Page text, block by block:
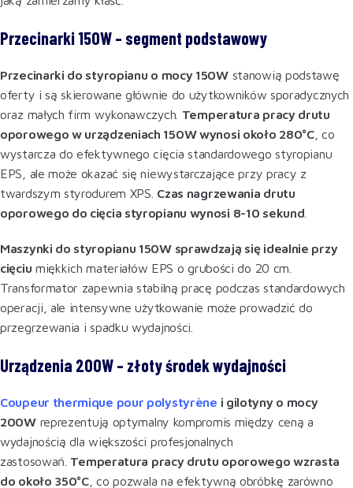
Przecinarki 150W – segment podstawowy
Przecinarki do styropianu o mocy 150Wstanowią podstawę
oferty i są skierowane głównie do użytkowników sporadycznych
oraz małych firm wykonawczych. Temperatura pracy drutu
oporowego w urządzeniach 150W wynosi około 280°C, co
wystarcza do efektywnego cięcia standardowego styropianu
EPS, ale może okazać się niewystarczające przy pracy z
twardszym styrodurem XPS. Czas nagrzewania drutu
oporowego do cięcia styropianu wynosi 8-10 sekund
Maszynki do styropianu 150W sprawdzają się idealnie przy
cięciu miękkich materiałów EPS o grubości do 20 cm.
Transformator zapewnia stabilną pracę podczas standardowych
operacji, ale intensywne użytkowanie może prowadzić do
przegrzewania i spadku wydajności.
Urządzenia 200W – złoty środek wydajności
Coupeur thermique pour polystyrène i gilotyny o mocy
200Wreprezentują optymalny kompromis między ceną a
wydajnością dla większości profesjonalnych
zastosowań. Temperatura pracy drutu oporowego wzrasta
do około 350°C, co pozwala na efektywną obróbkę zarówno